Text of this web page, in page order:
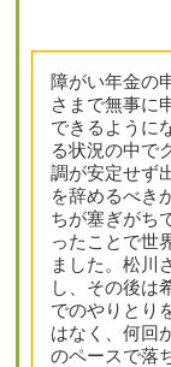
障がい年金の
さまで無事に
できるように
る状況の中で
調が安定せず
を辞めるべき
ちが塞ぎがち
ったことで世
ました。松川
し、その後は
でのやりとり
はなく、何回
のペースで落